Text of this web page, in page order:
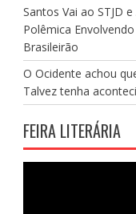
Santos Vai ao STJD
Polêmica
Brasileirão
O Ocidente achou
Talvez tenha
FEIRA LITERÁRIA